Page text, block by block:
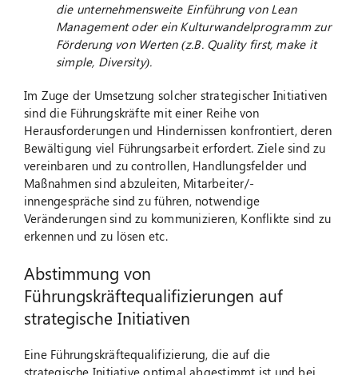
die unternehmensweite Einführung von Lean
Management oder ein Kulturwandelprogramm zur
Förderung von Werten (z.B. Quality first, make it
simple, Diversity).
Im Zuge der Umsetzung solcher strategischer Initiativen
sind die Führungskräfte mit einer Reihe von
Herausforderungen und Hindernissen konfrontiert, deren
Bewältigung viel Führungsarbeit erfordert. Ziele sind zu
vereinbaren und zu controllen, Handlungsfelder und
Maßnahmen sind abzuleiten, Mitarbeiter/-
innengespräche sind zu führen, notwendige
Veränderungen sind zu kommunizieren, Konflikte sind zu
erkennen und zu lösen etc.
Abstimmung von
Führungskräftequalifizierungen auf
strategische Initiativen
Eine Führungskräftequalifizierung, die auf die
strategische Initiative optimal abgestimmt ist und bei